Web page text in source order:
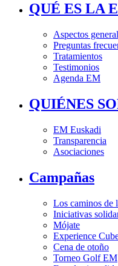
QUÉ ES LA
Aspectos
Preguntas
Tratamientos
Testimonios
Agenda EM
QUIÉNES
EM Euskadi
Transparencia
Asociaciones
Campañas
Los caminos de
Iniciativas
Mójate
Experience
Cena de otoño
Torneo Golf EM